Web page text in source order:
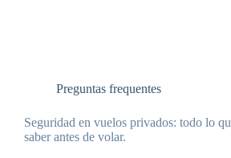
Preguntas frequentes
Seguridad en vuelos privados: todo lo
saber antes de volar.